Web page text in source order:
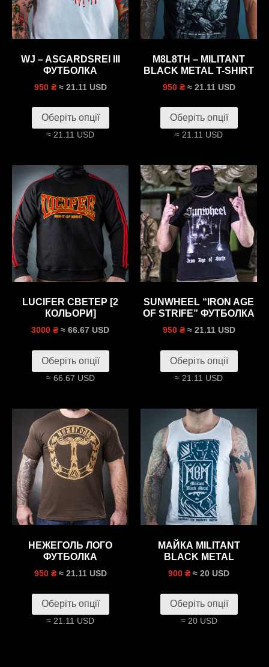
WJ – ASGARDSREI III
ФУТБОЛКА
950 ₴ ≈ 21.11 USD
Оберіть опції
≈ 21.11 USD
M8L8TH – MILITANT
BLACK METAL T-SHIRT
950 ₴ ≈ 21.11 USD
Оберіть опції
≈ 21.11 USD
LUCIFER СВЕТЕР [2
КОЛЬОРИ]
3000 ₴ ≈ 66.67 USD
Оберіть опції
≈ 66.67 USD
SUNWHEEL “IRON AGE
OF STRIFE” ФУТБОЛКА
950 ₴ ≈ 21.11 USD
Оберіть опції
≈ 21.11 USD
НЕЖЕГОЛЬ ЛОГО
ФУТБОЛКА
950 ₴ ≈ 21.11 USD
Оберіть опції
≈ 21.11 USD
МАЙКА MILITANT
BLACK METAL
900 ₴ ≈ 20 USD
Оберіть опції
≈ 20 USD